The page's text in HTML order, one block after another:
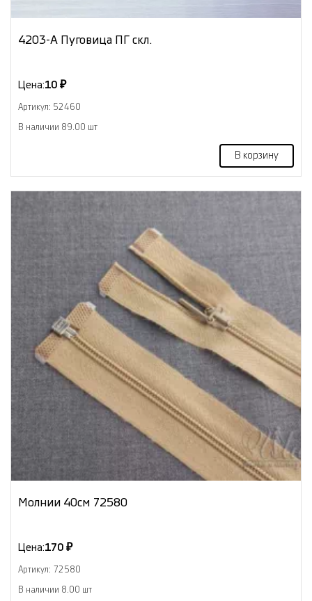
4203-А Пуговица ПГ скл.
Цена:10 ₽
Артикул: 52460
В наличии 89.00 шт
В корзину
Молнии 40см 72580
Цена:170 ₽
Артикул: 72580
В наличии 8.00 шт